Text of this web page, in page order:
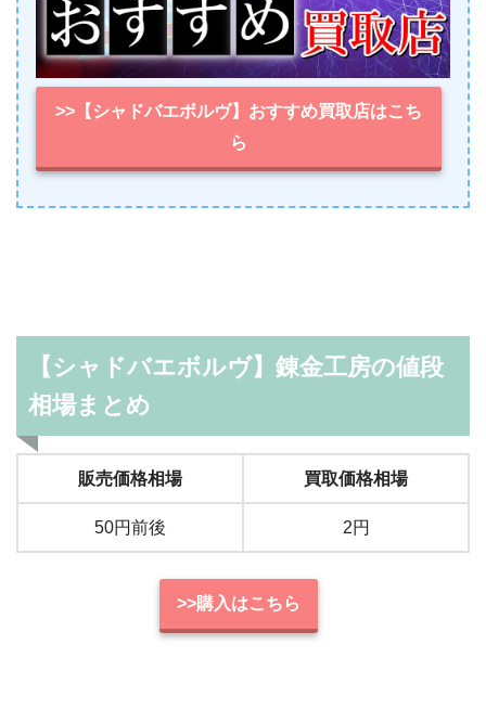
>>【シャドバエボルヴ】おすすめ買取店はこち
ら
【シャドバエボルヴ】錬金工房の値段
相場まとめ
販売価格相場 買取価格相場
50円前後 2円
>>購入はこちら